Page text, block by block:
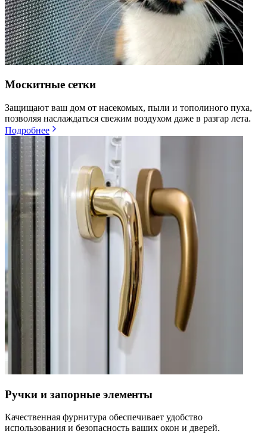
Москитные сетки
Защищают ваш дом от насекомых, пыли и тополиного пуха,
позволяя наслаждаться свежим воздухом даже в разгар лета.
Подробнее
Ручки и запорные элементы
Качественная фурнитура обеспечивает удобство
использования и безопасность ваших окон и дверей.